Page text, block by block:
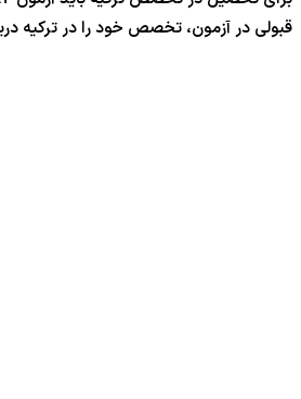
قبولی در آزمون، تخصص خود را در ترکیه